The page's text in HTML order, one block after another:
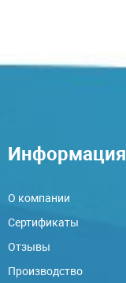
Информация
О компании
Сертификаты
Отзывы
Производство